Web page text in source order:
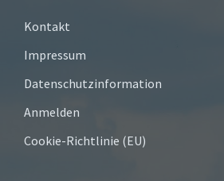
Kontakt
Impressum
Datenschutzinformation
Anmelden
Cookie-Richtlinie (EU)